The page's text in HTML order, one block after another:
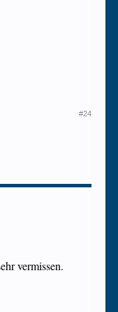
#24
vermissen.